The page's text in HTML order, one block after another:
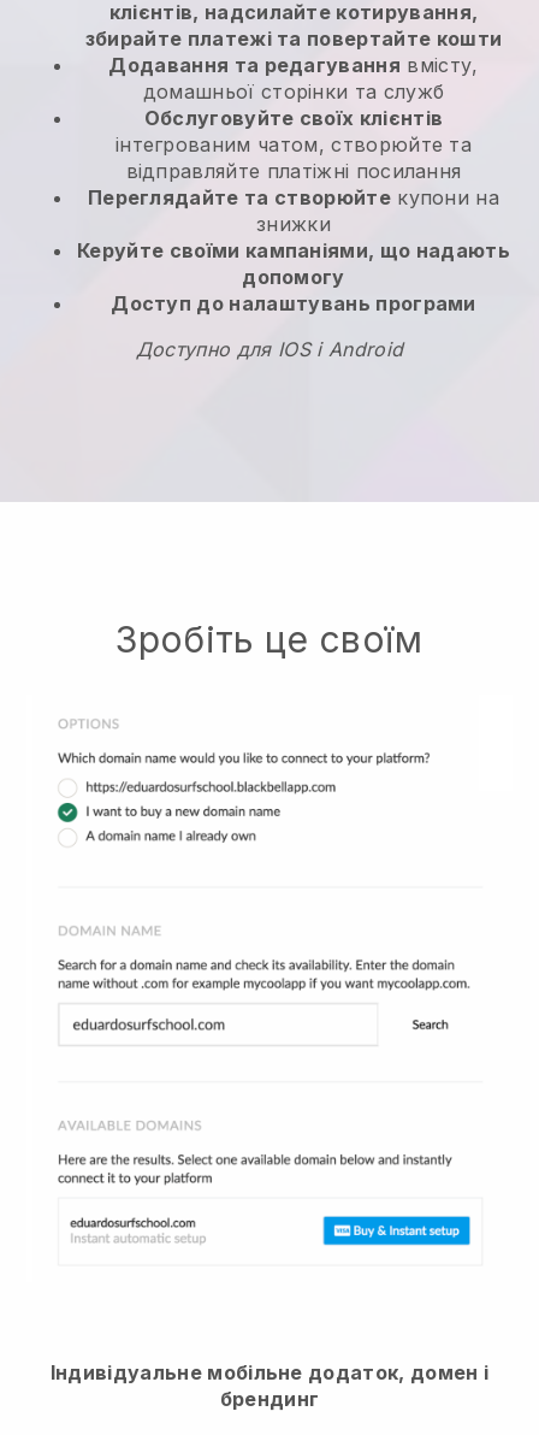
клієнтів, надсилайте котирування,
збирайте платежі та повертайте кошти
Додавання та редагування вмісту,
домашньої сторінки та служб
Обслуговуйте своїх клієнтів
інтегрованим чатом, створюйте та
відправляйте платіжні посилання
Переглядайте та створюйтекупони на
знижки
Керуйте своїми кампаніями, що надають
допомогу
Доступ до налаштувань програми
Доступно для IOS і Android
Зробіть це своїм
Індивідуальне мобільне додаток, домен і
брендинг